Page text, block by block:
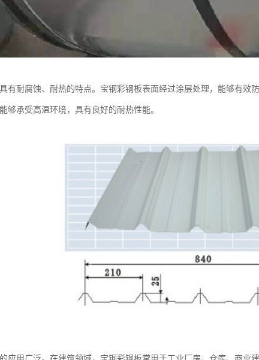
有耐腐蚀、耐热的特点。宝钢彩钢板表面经过涂层处理，能够有效
够承受高温环境，具有良好的耐热性能。
应用广泛。在建筑领域，宝钢彩钢板常用于工业厂房、仓库、商业